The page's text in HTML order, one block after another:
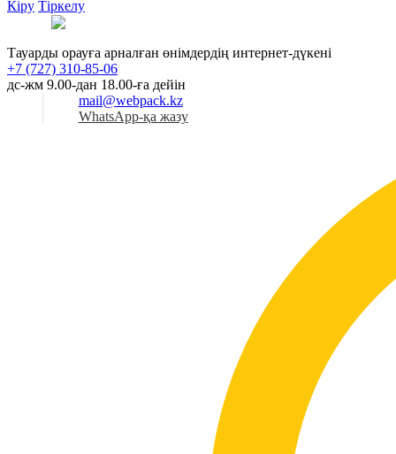
Кіру Тіркелу
Тауарды орауға арналған өнімдердің интернет-дүкені
+7 (727) 310-85-06
дс-жм 9.00-дан 18.00-ға дейін
mail@webpack.kz
WhatsApp-қа жазу